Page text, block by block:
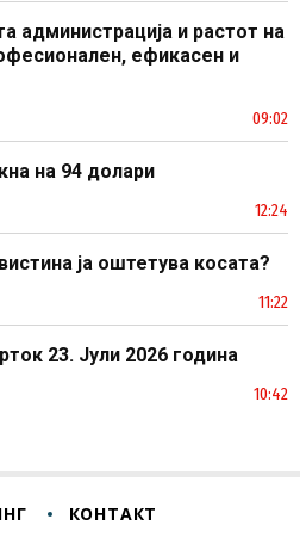
администрација и растот на
ефикасен и
09:02
на 94 долари
12:24
ја оштетува косата?
11:22
23. Јули 2026 година
10:42
КОНТАКТ